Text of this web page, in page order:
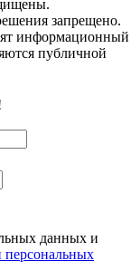
запрещено.
информационный
публичной
данных и
персональных